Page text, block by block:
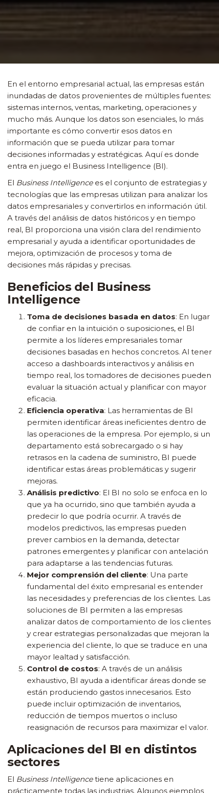
En el entorno empresarial actual, las empresas están
inundadas de datos provenientes de múltiples fuentes:
sistemas internos, ventas, marketing, operaciones y
mucho más. Aunque los datos son esenciales, lo más
importante es cómo convertir esos datos en
información que se pueda utilizar para tomar
decisiones informadas y estratégicas. Aquí es donde
entra en juego el Business Intelligence (BI).
El Business Intelligencees el conjunto de estrategias y
tecnologías que las empresas utilizan para analizar los
datos empresariales y convertirlos en información útil.
A través del análisis de datos históricos y en tiempo
real, BI proporciona una visión clara del rendimiento
empresarial y ayuda a identificar oportunidades de
mejora, optimización de procesos y toma de
decisiones más rápidas y precisas.
Beneficios del Business
Intelligence
Toma de decisiones basada en datos: En lugar
de confiar en la intuición o suposiciones, el BI
permite a los líderes empresariales tomar
decisiones basadas en hechos concretos. Al tener
acceso a dashboards interactivos y análisis en
tiempo real, los tomadores de decisiones pueden
evaluar la situación actual y planificar con mayor
eficacia.
Eficiencia operativa: Las herramientas de BI
permiten identificar áreas ineficientes dentro de
las operaciones de la empresa. Por ejemplo, si un
departamento está sobrecargado o si hay
retrasos en la cadena de suministro, BI puede
identificar estas áreas problemáticas y sugerir
mejoras.
Análisis predictivo: El BI no solo se enfoca en lo
que ya ha ocurrido, sino que también ayuda a
predecir lo que podría ocurrir. A través de
modelos predictivos, las empresas pueden
prever cambios en la demanda, detectar
patrones emergentes y planificar con antelación
para adaptarse a las tendencias futuras.
Mejor comprensión del cliente: Una parte
fundamental del éxito empresarial es entender
las necesidades y preferencias de los clientes. Las
soluciones de BI permiten a las empresas
analizar datos de comportamiento de los clientes
y crear estrategias personalizadas que mejoran la
experiencia del cliente, lo que se traduce en una
mayor lealtad y satisfacción.
Control de costos: A través de un análisis
exhaustivo, BI ayuda a identificar áreas donde se
están produciendo gastos innecesarios. Esto
puede incluir optimización de inventarios,
reducción de tiempos muertos o incluso
reasignación de recursos para maximizar el valor.
Aplicaciones del BI en distintos
sectores
El Business Intelligencetiene aplicaciones en
prácticamente todas las industrias. Algunos ejemplos